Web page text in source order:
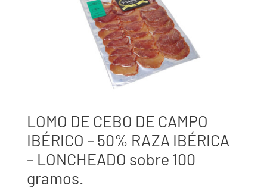
LOMO DE CEBO DE CAMPO
IBÉRICO – 50% RAZA IBÉRICA
– LONCHEADO sobre 100
gramos.